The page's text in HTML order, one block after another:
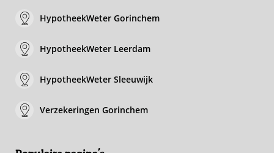
HypotheekWeter Gorinchem
HypotheekWeter Leerdam
HypotheekWeter Sleeuwijk
Verzekeringen Gorinchem